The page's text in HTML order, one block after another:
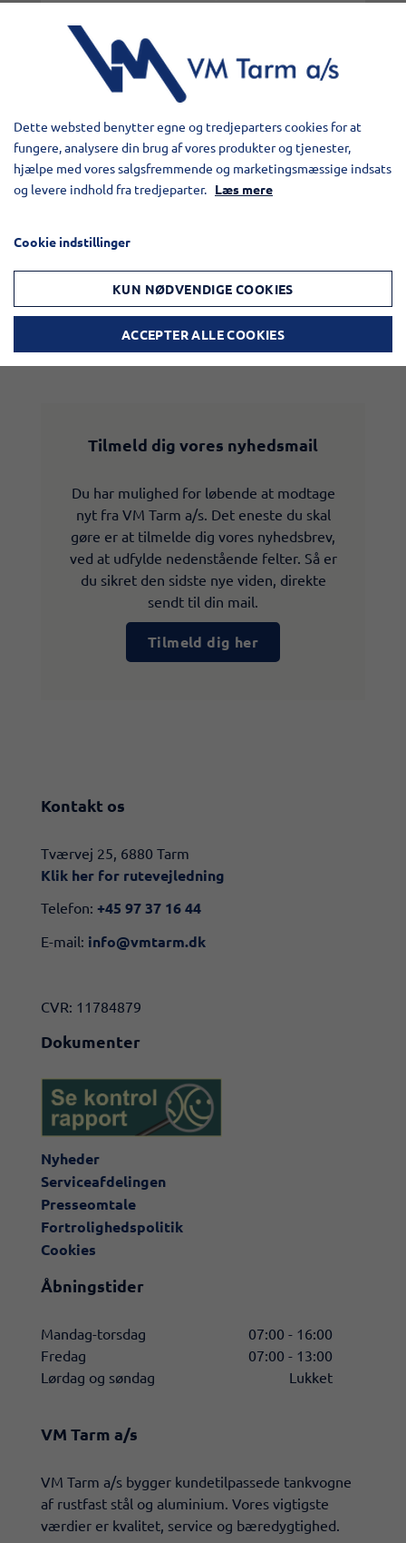
Danmark og trækkeropbygninger i alle
lande. Derudover vil Lars kunne være
behjælpelig med forsikringssager.
Tilmeld dig vores nyhedsmail
Du har mulighed for løbende at modtage
nyt fra VM Tarm a/s. Det eneste du skal
gøre er at tilmelde dig vores nyhedsbrev,
ved at udfylde nedenstående felter. Så er
du sikret den sidste nye viden, direkte
sendt til din mail.
Tilmeld dig her
Kontakt os
​​Tværvej 25, 6880 Tarm
Klik her for rutevejledning​
Telefon: +45 97 37 16 44
E-mail: info@vmtarm.dk
CVR: 11784879
Dokumenter
Nyheder
Serviceafdelingen
Presseomtale
Fortrolighedspolitik
Cookies
Åbningstider
Mandag-torsdag
07:00 - 16:00
Fredag
07:00 - 13:00
Lørdag og søndag
Lukket
VM Tarm a/s
​VM Tarm a/s bygger kundetilpassede tankvogne
af rustfast stål og aluminium. Vores vigtigste
værdier er kvalitet, service og bæredygtighed.
Dette websted benytter egne og tredjeparters cookies for at
fungere, analysere din brug af vores produkter og tjenester,
hjælpe med vores salgsfremmende og marketingsmæssige indsats
og levere indhold fra tredjeparter. Læs mere
Cookie indstillinger
KUN NØDVENDIGE COOKIES
ACCEPTER ALLE COOKIES